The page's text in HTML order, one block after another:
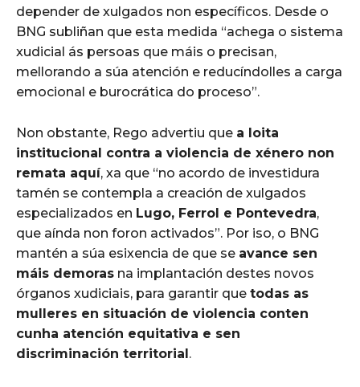
depender de xulgados non específicos. Desde o
BNG subliñan que esta medida “achega o sistema
xudicial ás persoas que máis o precisan,
mellorando a súa atención e reducíndolles a carga
emocional e burocrática do proceso”.
Non obstante, Rego advertiu que a loita
institucional contra a violencia de xénero non
remata aquí, xa que “no acordo de investidura
tamén se contempla a creación de xulgados
especializados en Lugo, Ferrol e Pontevedra,
que aínda non foron activados”. Por iso, o BNG
mantén a súa esixencia de que se avance sen
máis demoras na implantación destes novos
órganos xudiciais, para garantir que todas as
mulleres en situación de violencia conten
cunha atención equitativa e sen
discriminación territorial.